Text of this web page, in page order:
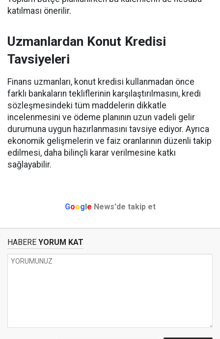
katılması önerilir.
Uzmanlardan Konut Kredisi
Tavsiyeleri
Finans uzmanları, konut kredisi kullanmadan önce
farklı bankaların tekliflerinin karşılaştırılmasını, kredi
sözleşmesindeki tüm maddelerin dikkatle
incelenmesini ve ödeme planının uzun vadeli gelir
durumuna uygun hazırlanmasını tavsiye ediyor. Ayrıca
ekonomik gelişmelerin ve faiz oranlarının düzenli takip
edilmesi, daha bilinçli karar verilmesine katkı
sağlayabilir.
Google News'de takip et
HABERE YORUM KAT